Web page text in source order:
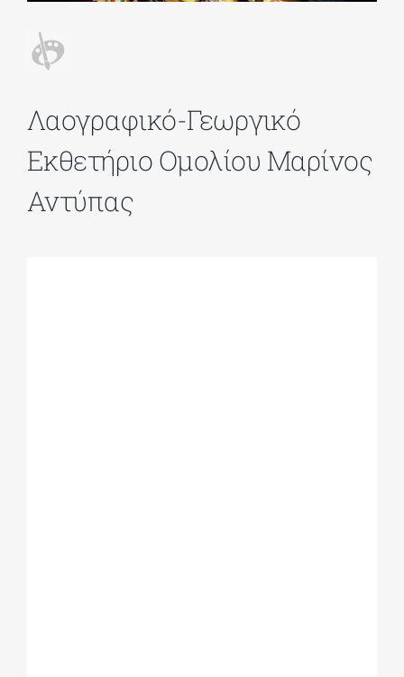
ΔΙΔΑΚΤΟΡΙΚΑ
ΕΚΠΑΙΔΕΥΤΙΚΑ ΙΔΡΥΜΑΤΑ
ΠΟΛΙΤΙΣΤΙΚΟΙ ΦΟΡΕΙΣ
Λαογραφικό-Γεωργικό
Εκθετήριο Ομολίου Μαρίνος
Αντύπας